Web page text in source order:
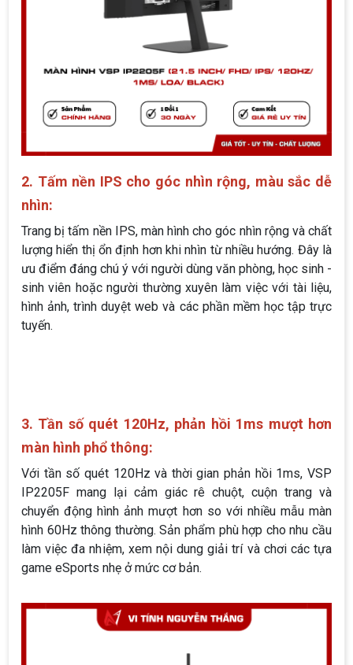
2. Tấm nền IPS cho góc nhìn rộng, màu sắc dễ
nhìn:
Trang bị tấm nền IPS, màn hình cho góc nhìn rộng và chất
lượng hiển thị ổn định hơn khi nhìn từ nhiều hướng. Đây là
ưu điểm đáng chú ý với người dùng văn phòng, học sinh -
sinh viên hoặc người thường xuyên làm việc với tài liệu,
hình ảnh, trình duyệt web và các phần mềm học tập trực
tuyến.
3. Tần số quét 120Hz, phản hồi 1ms mượt hơn
màn hình phổ thông:
Với tần số quét 120Hz và thời gian phản hồi 1ms, VSP
IP2205F mang lại cảm giác rê chuột, cuộn trang và
chuyển động hình ảnh mượt hơn so với nhiều mẫu màn
hình 60Hz thông thường. Sản phẩm phù hợp cho nhu cầu
làm việc đa nhiệm, xem nội dung giải trí và chơi các tựa
game eSports nhẹ ở mức cơ bản.